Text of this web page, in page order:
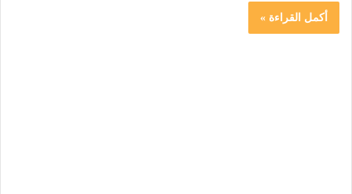
أكمل القراءة »